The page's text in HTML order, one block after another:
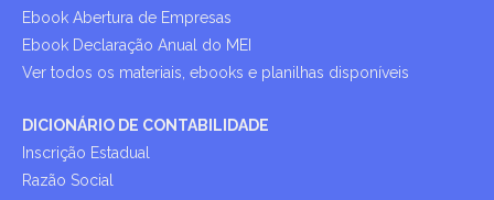
Ebook Abertura de Empresas
Ebook Declaração Anual do MEI
Ver todos os materiais, ebooks e planilhas disponíveis
DICIONÁRIO DE CONTABILIDADE
Inscrição Estadual
Razão Social